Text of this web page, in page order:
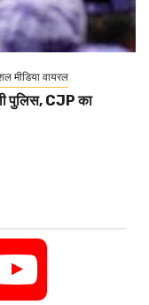
मीडिया वायरल
पुलिस, CJP का